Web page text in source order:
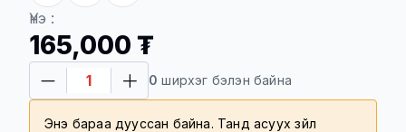
Үнэ :
165,000 ₮
0 ширхэг бэлэн байна
Энэ бараа дууссан байна. Танд асуух зүйл